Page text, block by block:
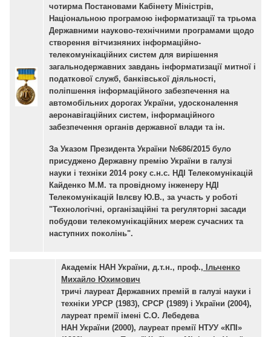
чотирма Постановами Кабінету Міністрів,
Національною програмою інформатизації та трьома
Державними науково-технічними програмами щодо
створення вітчизняних інформаційно-
телекомунікаційних систем для вирішення
загальнодержавних завдань інформатизації митної і
податкової служб, банківської діяльності,
поліпшення інформаційного забезпечення на
автомобільних дорогах України, удосконалення
аеронавігаційних систем, інформаційного
забезпечення органів державної влади та ін.
За Указом Президента України №686/2015 було
присуджено Державну премію України в галузі
науки і техніки 2014 року с.н.с. НДІ Телекомунікацій
Кайденко М.М. та провідному інженеру НДІ
Телекомунікацій Івлєву Ю.В., за участь у роботі
"Технологічні, організаційні та регуляторні засади
побудови телекомунікаційних мереж сучасних та
наступних поколінь".
Академік НАН України, д.т.н., проф., Ільченко
Михайло Юхимович
тричі лауреат Державних премій в галузі науки і
техніки УРСР (1983), СРСР (1989) і України (2004),
лауреат премії імені С.О. Лебедева
НАН України (2000), лауреат премії НТУУ «КПІ»